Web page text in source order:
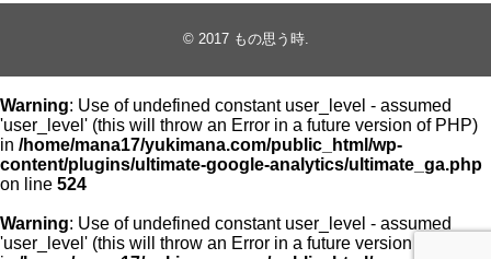
© 2017 もの思う時.
Warning: Use of undefined constant user_level - assumed
'user_level' (this will throw an Error in a future version of PHP)
in /home/mana17/yukimana.com/public_html/wp-
content/plugins/ultimate-google-analytics/ultimate_ga.php
on line 524
Warning: Use of undefined constant user_level - assumed
'user_level' (this will throw an Error in a future version of PHP)